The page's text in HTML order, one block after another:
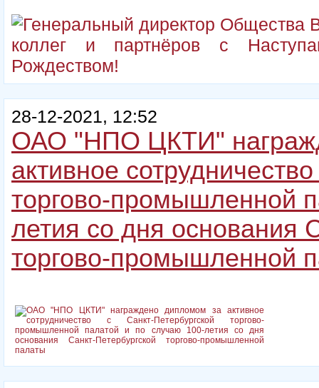
28-12-2021, 12:52
ОАО "НПО ЦКТИ"
активное
торгово-промышленной
летия со дня основания
торгово-промышленной